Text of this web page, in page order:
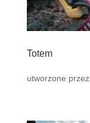
Totem
utworzone przez